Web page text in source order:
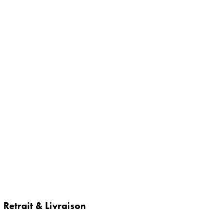
Retrait & Livraison